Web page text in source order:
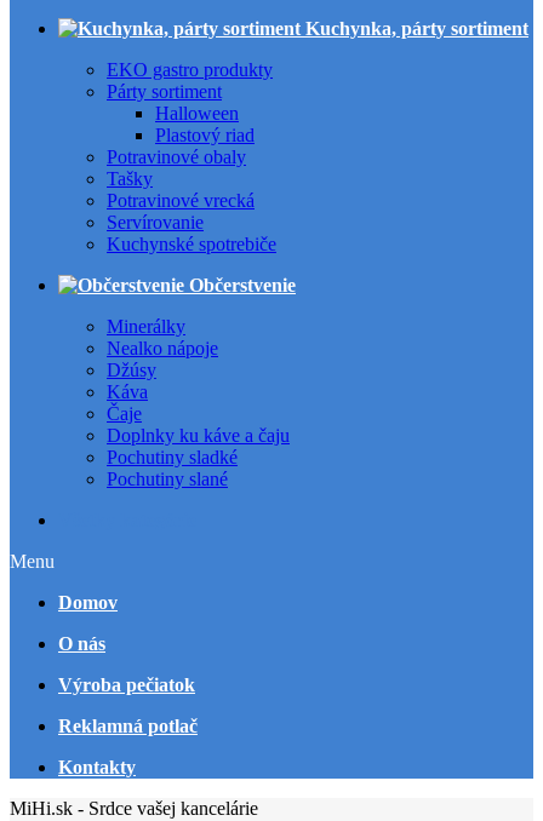
Kuchynka, párty sortiment
EKO gastro produkty
Párty sortiment
Halloween
Plastový riad
Potravinové obaly
Tašky
Potravinové vrecká
Servírovanie
Kuchynské spotrebiče
Občerstvenie
Minerálky
Nealko nápoje
Džúsy
Káva
Čaje
Doplnky ku káve a čaju
Pochutiny sladké
Pochutiny slané
Menu
Domov
O nás
Výroba pečiatok
Reklamná potlač
Kontakty
MiHi.sk - Srdce vašej kancelárie